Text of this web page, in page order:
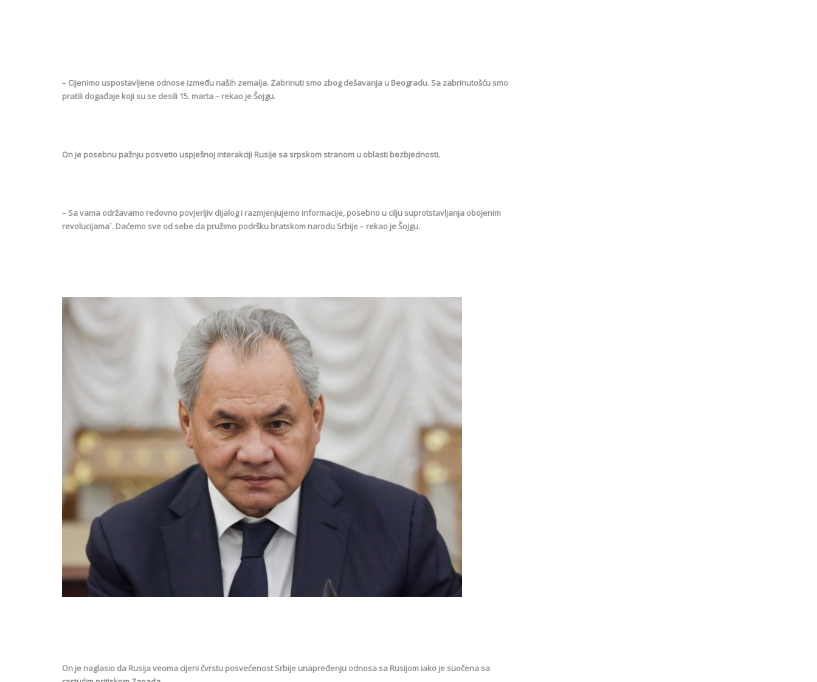
– Cijenimo uspostavljene odnose između naših zemalja. Zabrinuti smo zbog dešavanja u Beogradu. Sa zabrinutošću smo
pratili događaje koji su se desili 15. marta – rekao je Šojgu.
On je posebnu pažnju posvetio uspješnoj interakciji Rusije sa srpskom stranom u oblasti bezbjednosti.
– Sa vama održavamo redovno povjerljiv dijalog i razmjenjujemo informacije, posebno u cilju suprotstavljanja obojenim
revolucijama`. Daćemo sve od sebe da pružimo podršku bratskom narodu Srbije – rekao je Šojgu.
On je naglasio da Rusija veoma cijeni čvrstu posvećenost Srbije unapređenju odnosa sa Rusijom iako je suočena sa